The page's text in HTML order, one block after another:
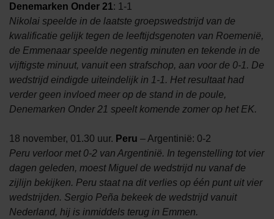
Denemarken Onder 21: 1-1
Nikolai speelde in de laatste groepswedstrijd van de
kwalificatie gelijk tegen de leeftijdsgenoten van Roemenië,
de Emmenaar speelde negentig minuten en tekende in de
vijftigste minuut, vanuit een strafschop, aan voor de 0-1. De
wedstrijd eindigde uiteindelijk in 1-1. Het resultaat had
verder geen invloed meer op de stand in de poule,
Denemarken Onder 21 speelt komende zomer op het EK.
18 november, 01.30 uur. Peru – Argentinië: 0-2
Peru verloor met 0-2 van Argentinië. In tegenstelling tot vier
dagen geleden, moest Miguel de wedstrijd nu vanaf de
zijlijn bekijken. Peru staat na dit verlies op één punt uit vier
wedstrijden. Sergio Peña bekeek de wedstrijd vanuit
Nederland, hij is inmiddels terug in Emmen.